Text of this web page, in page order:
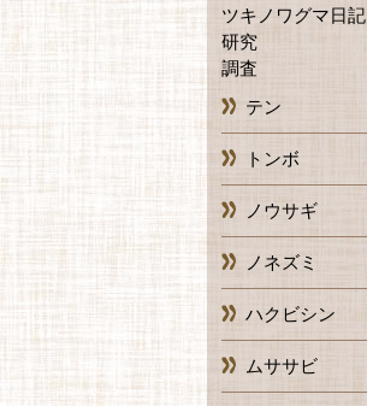
ツキノワグマ日記
研究
調査
テン
トンボ
ノウサギ
ノネズミ
ハクビシン
ムササビ